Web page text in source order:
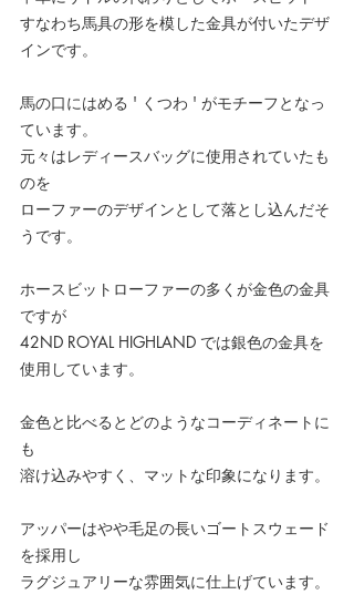
すなわち馬具の形を模した金具が付いたデザ
インです。
馬の口にはめる ' くつわ ' がモチーフとなっ
ています。
元々はレディースバッグに使用されていたも
のを
ローファーのデザインとして落とし込んだそ
うです。
ホースビットローファーの多くが金色の金具
ですが
42ND ROYAL HIGHLAND では銀色の金具を
使用しています。
金色と比べるとどのようなコーディネートに
も
溶け込みやすく、マットな印象になります。
アッパーはやや毛足の長いゴートスウェード
を採用し
ラグジュアリーな雰囲気に仕上げています。